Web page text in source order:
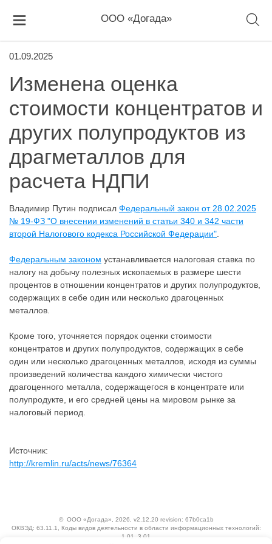
ООО «Догада»
01.09.2025
Изменена оценка
стоимости концентратов и
других полупродуктов из
драгметаллов для
расчета НДПИ
Владимир Путин подписал Федеральный закон от 28.02.2025
№ 19-ФЗ "О внесении изменений в статьи 340 и 342 части
второй Налогового кодекса Российской Федерации"
Федеральным законом устанавливается налоговая ставка по
налогу на добычу полезных ископаемых в размере шести
процентов в отношении концентратов и других полупродуктов,
содержащих в себе один или несколько драгоценных
металлов.
Кроме того, уточняется порядок оценки стоимости
концентратов и других полупродуктов, содержащих в себе
один или несколько драгоценных металлов, исходя из суммы
произведений количества каждого химически чистого
драгоценного металла, содержащегося в концентрате или
полупродукте, и его средней цены на мировом рынке за
налоговый период.
Источник:
http://kremlin.ru/acts/news/76364
© ООО «Догада» , 2026, v2.12.20 revision: 67b0ca1b
ОКВЭД: 63.11.1, Коды видов деятельности в области информационных технологий:
1.01, 3.01